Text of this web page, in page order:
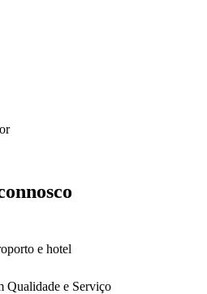
e hotel
Qualidade e Serviço